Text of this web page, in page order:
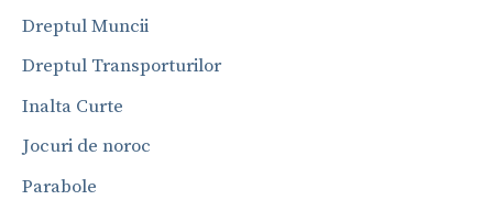
Dreptul Muncii
Dreptul Transporturilor
Inalta Curte
Jocuri de noroc
Parabole